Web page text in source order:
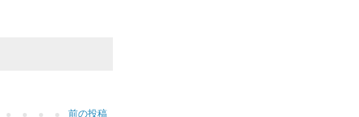
前の投稿